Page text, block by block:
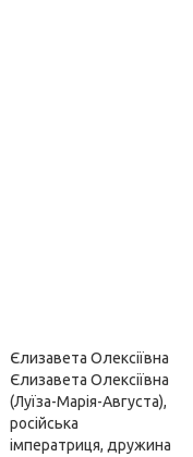
Єлизавета Олексіївна
Єлизавета Олексіївна
(Луїза-Марія-Августа),
російська
імператриця, дружина